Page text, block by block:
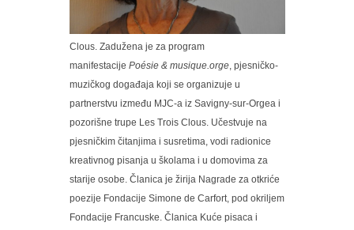
Clous. Zadužena je za program
manifestacije Poésie & musique.orge, pjesničko-
muzičkog događaja koji se organizuje u
partnerstvu između MJC-a iz Savigny-sur-Orgea i
pozorišne trupe Les Trois Clous. Učestvuje na
pjesničkim čitanjima i susretima, vodi radionice
kreativnog pisanja u školama i u domovima za
starije osobe. Članica je žirija Nagrade za otkriće
poezije Fondacije Simone de Carfort, pod okriljem
Fondacije Francuske. Članica Kuće pisaca i